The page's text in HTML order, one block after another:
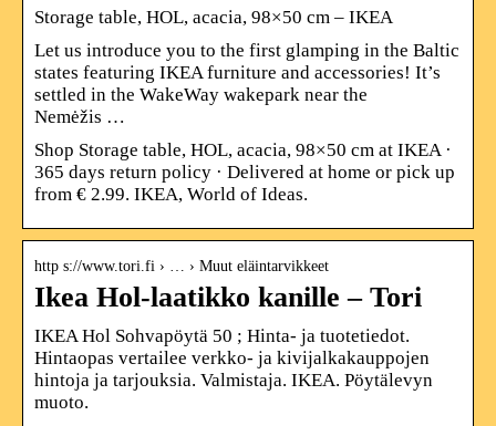
Storage table, HOL, acacia, 98×50 cm – IKEA
Let us introduce you to the first glamping in the Baltic
states featuring IKEA furniture and accessories! It’s
settled in the WakeWay wakepark near the
Nemėžis …
Shop Storage table, HOL, acacia, 98×50 cm at IKEA ·
365 days return policy · Delivered at home or pick up
from € 2.99. IKEA, World of Ideas.
http s://www.tori.fi › … › Muut eläintarvikkeet
Ikea Hol-laatikko kanille – Tori
IKEA Hol Sohvapöytä 50 ; Hinta- ja tuotetiedot.
Hintaopas vertailee verkko- ja kivijalkakauppojen
hintoja ja tarjouksia. Valmistaja. IKEA. Pöytälevyn
muoto.